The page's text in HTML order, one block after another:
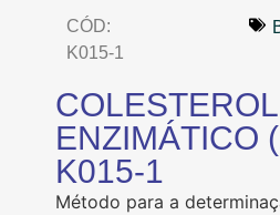
CÓD:
K015-1
ENZIMÁTICO
K015-1
Método para a